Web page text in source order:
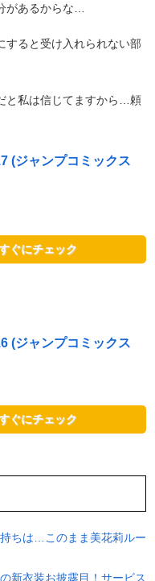
があるからな…
すると受け入れられない部
と私は信じてますから…頼
(ジャンプコミックス
ぐにチェック
(ジャンプコミックス
ぐにチェック
ちは…このまま美花莉ルー
新衣装お披露目！サービス